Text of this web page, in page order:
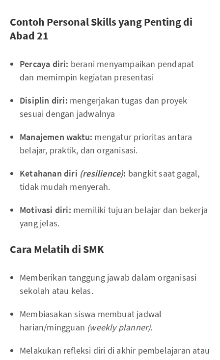
Contoh Personal Skills yang Penting di
Abad 21
Percaya diri: berani menyampaikan pendapat
dan memimpin kegiatan presentasi
Disiplin diri: mengerjakan tugas dan proyek
sesuai dengan jadwalnya
Manajemen waktu: mengatur prioritas antara
belajar, praktik, dan organisasi.
Ketahanan diri (resilience): bangkit saat gagal,
tidak mudah menyerah.
Motivasi diri: memiliki tujuan belajar dan bekerja
yang jelas.
Cara Melatih di SMK
Memberikan tanggung jawab dalam organisasi
sekolah atau kelas.
Membiasakan siswa membuat jadwal
harian/mingguan (weekly planner).
Melakukan refleksi diri di akhir pembelajaran atau